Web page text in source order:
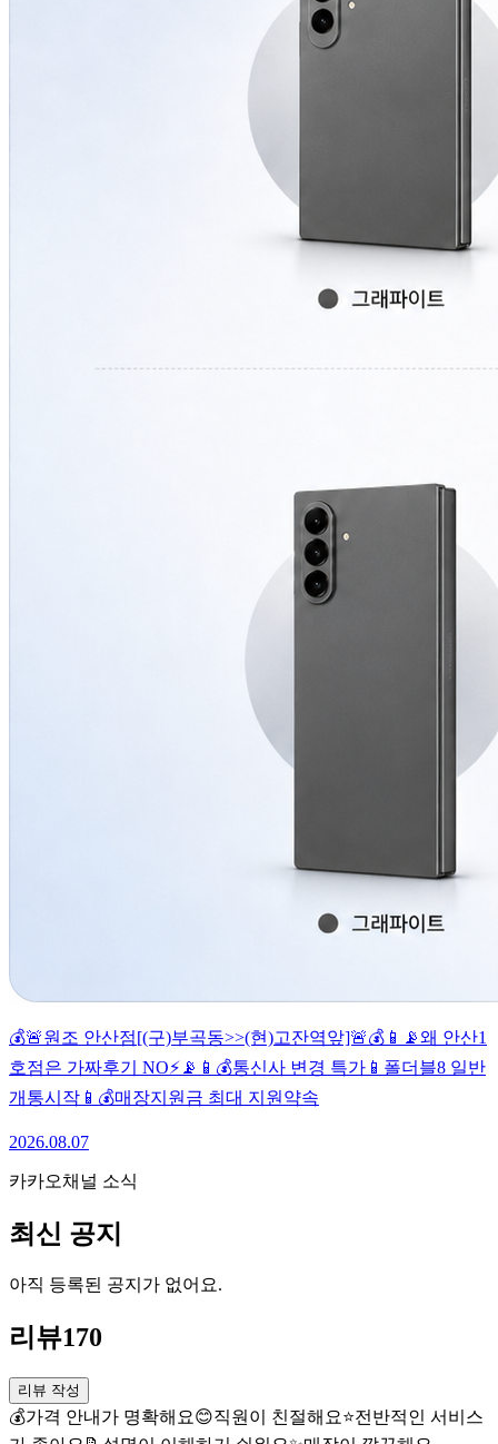
💰🚨원조 안산점[(구)부곡동>>(현)고잔역앞]🚨💰📱📡왜 안산1
호점은 가짜후기 NO⚡📡📱💰통신사 변경 특가📱폴더블8 일반
개통시작📱💰매장지원금 최대 지원약속
2026.08.07
카카오채널 소식
최신 공지
아직 등록된 공지가 없어요.
리뷰170
리뷰 작성
💰가격 안내가 명확해요😊직원이 친절해요⭐전반적인 서비스